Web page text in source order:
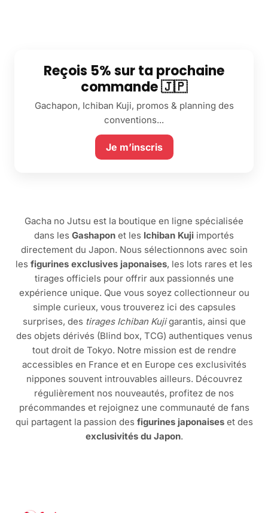
Reçois 5% sur ta prochaine
commande 🇯🇵
Gachapon, Ichiban Kuji, promos & planning des
conventions...
Je m’inscris
Gacha no Jutsu est la boutique en ligne spécialisée
dans les Gashapon et les Ichiban Kuji importés
directement du Japon. Nous sélectionnons avec soin
les figurines exclusives japonaises, les lots rares et les
tirages officiels pour offrir aux passionnés une
expérience unique. Que vous soyez collectionneur ou
simple curieux, vous trouverez ici des capsules
surprises, des tirages Ichiban Kujigarantis, ainsi que
des objets dérivés (Blind box, TCG) authentiques venus
tout droit de Tokyo. Notre mission est de rendre
accessibles en France et en Europe ces exclusivités
nippones souvent introuvables ailleurs. Découvrez
régulièrement nos nouveautés, profitez de nos
précommandes et rejoignez une communauté de fans
qui partagent la passion des figurines japonaiseset des
exclusivités du Japon.